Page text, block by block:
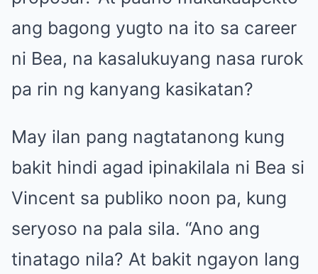
ang bagong yugto na ito sa career
ni Bea, na kasalukuyang nasa rurok
pa rin ng kanyang kasikatan?
May ilan pang nagtatanong kung
bakit hindi agad ipinakilala ni Bea si
Vincent sa publiko noon pa, kung
seryoso na pala sila. “Ano ang
tinatago nila? At bakit ngayon lang